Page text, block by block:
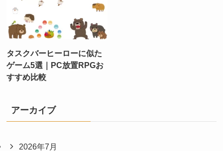
タスクバーヒーローに似た
ゲーム5選｜PC放置RPGお
すすめ比較
アーカイブ
2026年7月